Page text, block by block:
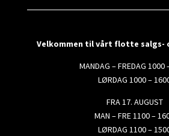
Velkommen til vårt flotte salgs-
MANDAG – FREDAG 1000
LØRDAG 1000 –
FRA 17. AUGUST
MAN – FRE 1100 –
LØRDAG 1100 –